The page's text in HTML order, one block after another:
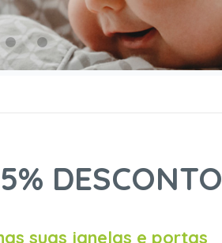
DESCONTO
suas janelas e portas